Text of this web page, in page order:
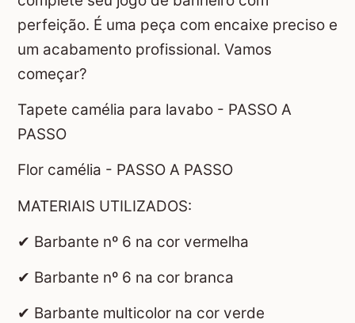
perfeição. É uma peça com encaixe preciso e
um acabamento profissional. Vamos
começar?
Tapete camélia para lavabo - PASSO A
PASSO
Flor camélia - PASSO A PASSO
MATERIAIS UTILIZADOS:
✔ Barbante nº 6 na cor vermelha
✔ Barbante nº 6 na cor branca
✔ Barbante multicolor na cor verde